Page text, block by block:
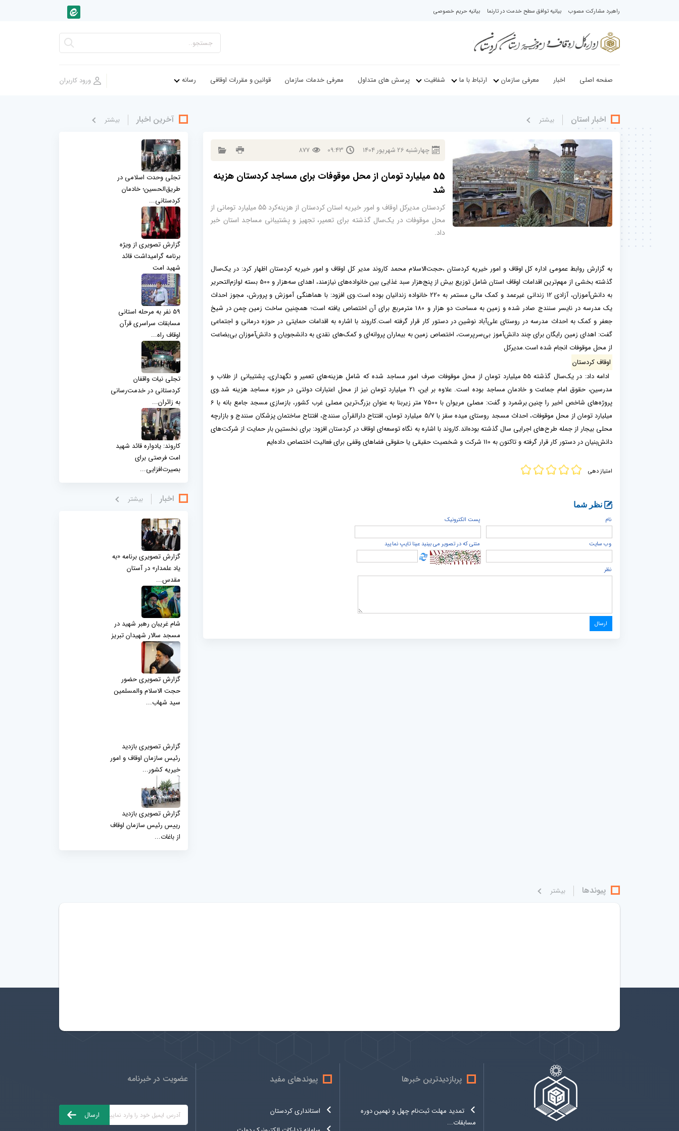
راهبرد مشارکت مصوب بیانیه توافق سطح خدمت در تارنما بیانیه حریم خصوصی
صفحه اصلی اخبار معرفی سازمان ارتباط با ما شفافیت پرسش های متداول معرفی خدمات سازمان قوانین و مقررات اوقافی رسانه
اخبار استان بيشتر
چهارشنبه26 شهريور 1404
09:43
877
55 میلیارد تومان از محل موقوفات برای مساجد کردستان هزینه
شد
کردستان مدیرکل اوقاف و امور خیریه استان کردستان از هزینه‌کرد 55 میلیارد تومانی از
محل موقوفات در یک‌سال گذشته برای تعمیر، تجهیز و پشتیبانی مساجد استان خبر
داد.
به گزارش روابط عمومی اداره کل اوقاف و امور خیریه کردستان ،حجت‌الاسلام محمد کاروند مدیر کل اوقاف و امور خیریه کردستان اظهار کرد: در یک‌سال
گذشته بخشی از مهم‌ترین اقدامات اوقاف استان شامل توزیع بیش از پنج‌هزار سبد غذایی بین خانواده‌های نیازمند، اهدای سه‌هزار و 500 بسته لوازم‌التحریر
به دانش‌آموزان، آزادی 12 زندانی غیرعمد و کمک مالی مستمر به 220 خانواده زندانیان بوده است.وی افزود: با هماهنگی آموزش و پرورش، مجوز احداث
یک مدرسه در نایسر سنندج صادر شده و زمین به مساحت دو هزار و 180 مترمربع برای آن اختصاص یافته است؛ همچنین ساخت زمین چمن در شیخ
جعفر و کمک به احداث مدرسه در روستای علی‌آباد نوشین در دستور کار قرار گرفته است.کاروند با اشاره به اقدامات حمایتی در حوزه درمانی و اجتماعی
گفت: اهدای زمین رایگان برای چند دانش‌آموز بی‌سرپرست، اختصاص زمین به بیماران پروانه‌ای و کمک‌های نقدی به دانشجویان و دانش‌آموزان بی‌بضاعت
از محل موقوفات انجام شده است.مدیرکل
اوقاف کردستان
ادامه داد: در یک‌سال گذشته 55 میلیارد تومان از محل موقوفات صرف امور مساجد شده که شامل هزینه‌های تعمیر و نگهداری، پشتیبانی از طلاب و
مدرسین، حقوق امام جماعت و خادمان مساجد بوده است. علاوه بر این، 21 میلیارد تومان نیز از محل اعتبارات دولتی در حوزه مساجد هزینه شد.وی
پروژه‌های شاخص اخیر را چنین برشمرد و گفت: مصلی مریوان با 7500 متر زیربنا به عنوان بزرگ‌ترین مصلی غرب کشور، بازسازی مسجد جامع بانه با 6
میلیارد تومان از محل موقوفات، احداث مسجد روستای میده سقز با 5/7 میلیارد تومان، افتتاح دارالقرآن سنندج، افتتاح ساختمان پزشکان سنندج و بازارچه
محلی بیجار از جمله طرح‌های اجرایی سال گذشته بوده‌اند.کاروند با اشاره به نگاه توسعه‌ای اوقاف در کردستان افزود: برای نخستین بار حمایت از شرکت‌های
دانش‌بنیان در دستور کار قرار گرفته و تاکنون به 110 شرکت و شخصیت حقیقی یا حقوقی فضاهای وقفی برای فعالیت اختصاص داده‌ایم
امتیاز دهی
نظر شما
نام
پست الكترونيک
وب سایت متنی که در تصویر می بینید عینا تایپ نمایید
نظر
آخرین اخبار بيشتر
تجلی وحدت اسلامی در
طریق‌الحسین؛ خادمان
کردستانی...
گزارش تصویری از ویژه
برنامه گرامیداشت قائد
شهید امت
59 نفر به مرحله استانی
مسابقات سراسری قرآن
اوقاف راه...
تجلی نیات واقفان
کردستانی در خدمت‌رسانی
به زائران...
کاروند: یادواره قائد شهید
امت فرصتی برای
بصیرت‌افزایی...
اخبار بيشتر
گزارش تصویری برنامه «به
یاد علمدار» در آستان
مقدس...
شام غریبان رهبر شهید در
مسجد سالار شهیدان تبریز
گزارش تصویری حضور
حجت الاسلام والمسلمین
سید شهاب...
گزارش تصویری بازدید
رئیس سازمان اوقاف و امور
خیریه کشور...
گزارش تصویری بازدید
رییس رئیس سازمان اوقاف
از باغات...
پیوندها بيشتر
پربازدیدترین خبرها
تمدید مهلت ثبت‌نام چهل و نهمین دوره
مسابقات...
پیوندهای مفید
استانداری کردستان
عضویت در خبرنامه